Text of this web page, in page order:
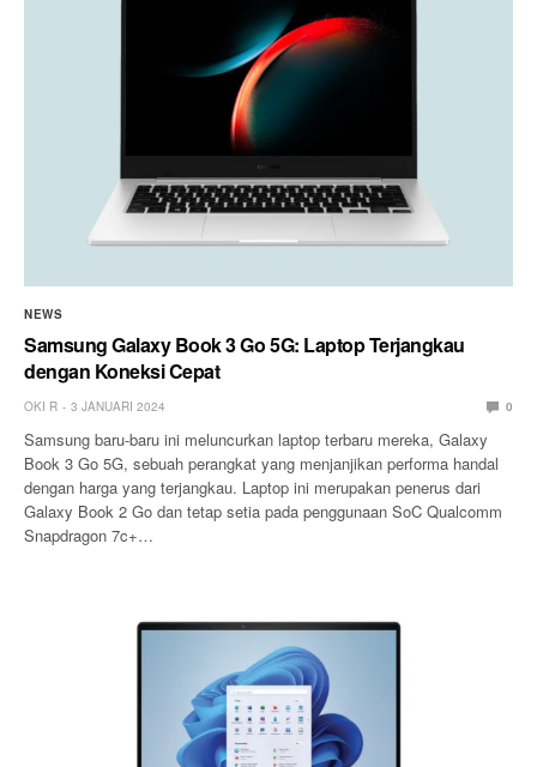
NEWS
Samsung Galaxy Book 3 Go 5G: Laptop Terjangkau
dengan Koneksi Cepat
OKI R 3 JANUARI 2024 0
Samsung baru-baru ini meluncurkan laptop terbaru mereka, Galaxy
Book 3 Go 5G, sebuah perangkat yang menjanjikan performa handal
dengan harga yang terjangkau. Laptop ini merupakan penerus dari
Galaxy Book 2 Go dan tetap setia pada penggunaan SoC Qualcomm
Snapdragon 7c+…